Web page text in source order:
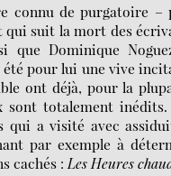
connu de purgatoire –
suit la mort des
que Dominique
pour lui une vive
ont déjà, pour la
sont totalement
a visité avec
par exemple à
cachés : Les Heures